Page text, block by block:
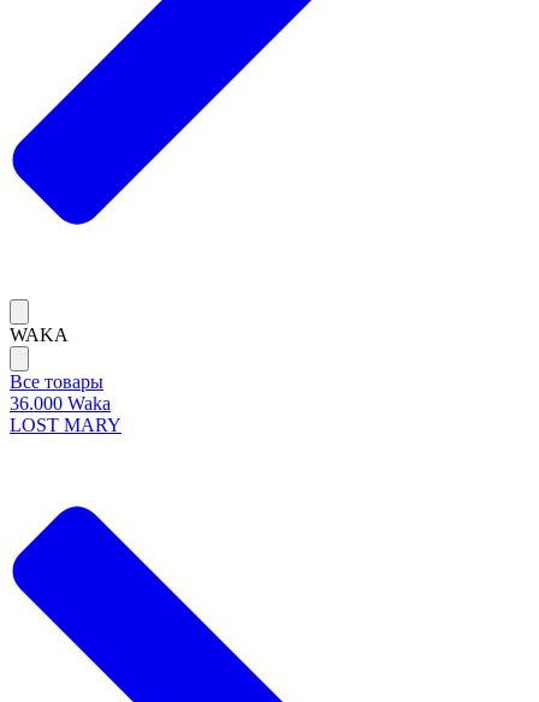
WAKA
Все товары
36.000 Waka
LOST MARY